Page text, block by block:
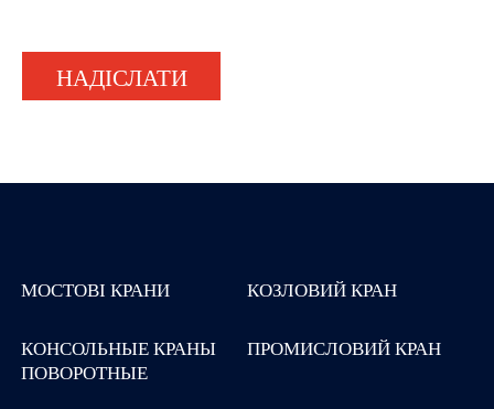
НАДІСЛАТИ
МОСТОВІ КРАНИ
КОЗЛОВИЙ КРАН
КОНСОЛЬНЫЕ КРАНЫ
ПОВОРОТНЫЕ
ПРОМИСЛОВИЙ КРАН